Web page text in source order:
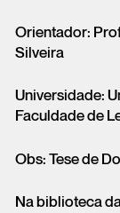
Login
Orientador:
Silveira
Universidade:
Faculdade de
Obs: Tese de
Na biblioteca